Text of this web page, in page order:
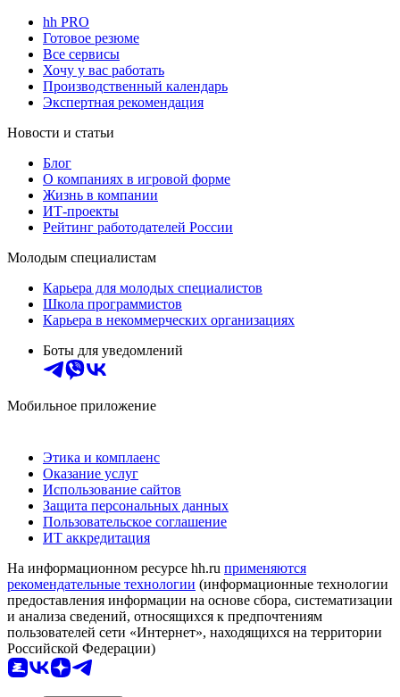
hh PRO
Готовое резюме
Все сервисы
Хочу у вас работать
Производственный календарь
Экспертная рекомендация
Новости и статьи
Блог
О компаниях в игровой форме
Жизнь в компании
ИТ-проекты
Рейтинг работодателей России
Молодым специалистам
Карьера для молодых специалистов
Школа программистов
Карьера в некоммерческих организациях
Боты для уведомлений
Мобильное приложение
Этика и комплаенс
Оказание услуг
Использование сайтов
Защита персональных данных
Пользовательское соглашение
ИТ аккредитация
На информационном ресурсе hh.ru применяются
рекомендательные технологии (информационные технологии
предоставления информации на основе сбора, систематизации
и анализа сведений, относящихся к предпочтениям
пользователей сети «Интернет», находящихся на территории
Российской Федерации)